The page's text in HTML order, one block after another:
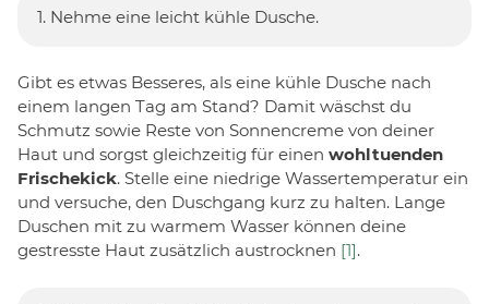
1. Nehme eine leicht kühle Dusche.
Gibt es etwas Besseres, als eine kühle Dusche nach
einem langen Tag am Stand? Damit wäschst du
Schmutz sowie Reste von Sonnencreme von deiner
Haut und sorgst gleichzeitig für einen wohltuenden
Frischekick. Stelle eine niedrige Wassertemperatur ein
und versuche, den Duschgang kurz zu halten. Lange
Duschen mit zu warmem Wasser können deine
gestresste Haut zusätzlich austrocknen [1].